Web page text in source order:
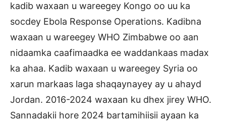
kadib waxaan u wareegey Kongo oo uu ka
socdey Ebola Response Operations. Kadibna
waxaan u wareegey WHO Zimbabwe oo aan
nidaamka caafimaadka ee waddankaas madax
ka ahaa. Kadib waxaan u wareegey Syria oo
xarun markaas laga shaqaynayey ay u ahayd
Jordan. 2016-2024 waxaan ku dhex jirey WHO.
Sannadakii hore 2024 bartamihiisii ayaan ka